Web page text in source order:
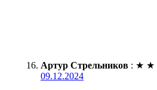
Артур Стрельников : ★ ★
09.12.2024